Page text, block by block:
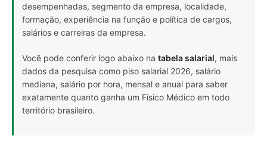
desempenhadas, segmento da empresa, localidade,
formação, experiência na função e política de cargos,
salários e carreiras da empresa.
Você pode conferir logo abaixo na tabela salarial, mais
dados da pesquisa como piso salarial 2026, salário
mediana, salário por hora, mensal e anual para saber
exatamente quanto ganha um Físico Médico em todo
território brasileiro.